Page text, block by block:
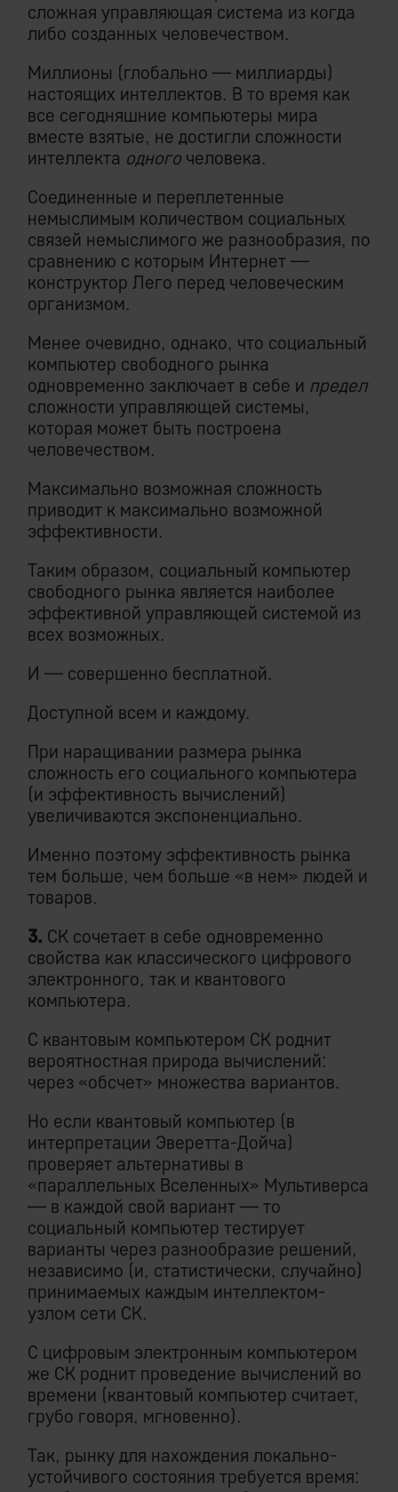
сложная управляющая система из когда
либо созданных человечеством.
Миллионы (глобально — миллиарды)
настоящих интеллектов. В то время как
все сегодняшние компьютеры мира
вместе взятые, не достигли сложности
интеллекта одного человека.
Соединенные и переплетенные
немыслимым количеством социальных
связей немыслимого же разнообразия, по
сравнению с которым Интернет —
конструктор Лего перед человеческим
организмом.
Менее очевидно, однако, что социальный
компьютер свободного рынка
одновременно заключает в себе и предел
сложности управляющей системы,
которая может быть построена
человечеством.
Максимально возможная сложность
приводит к максимально возможной
эффективности.
Таким образом, социальный компьютер
свободного рынка является наиболее
эффективной управляющей системой из
всех возможных.
И — совершенно бесплатной.
Доступной всем и каждому.
При наращивании размера рынка
сложность его социального компьютера
(и эффективность вычислений)
увеличиваются экспоненциально.
Именно поэтому эффективность рынка
тем больше, чем больше «в нем» людей и
товаров.
3. СК сочетает в себе одновременно
свойства как классического цифрового
электронного, так и квантового
компьютера.
С квантовым компьютером СК роднит
вероятностная природа вычислений:
через «обсчет» множества вариантов.
Но если квантовый компьютер (в
интерпретации Эверетта-Дойча)
проверяет альтернативы в
«параллельных Вселенных» Мультиверса
— в каждой свой вариант — то
социальный компьютер тестирует
варианты через разнообразие решений,
независимо (и, статистически, случайно)
принимаемых каждым интеллектом-
узлом сети СК.
С цифровым электронным компьютером
же СК роднит проведение вычислений во
времени (квантовый компьютер считает,
грубо говоря, мгновенно).
Так, рынку для нахождения локально-
устойчивого состояния требуется время: